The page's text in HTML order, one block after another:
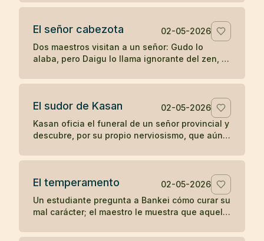
manchando aquello que veneraba.
El señor cabezota
02-05-2026
Dos maestros visitan a un señor: Gudo lo
alaba, pero Daigu lo llama ignorante del zen, y
la práctica.
El sudor de Kasan
02-05-2026
Kasan oficia el funeral de un señor provincial y
descubre, por su propio nerviosismo, que aún
la soledad del templo.
El temperamento
02-05-2026
Un estudiante pregunta a Bankei cómo curar su
mal carácter; el maestro le muestra que aquello
verdadera naturaleza.